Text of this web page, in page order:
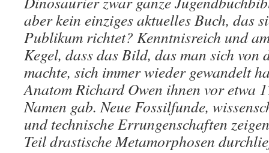
aber kein einziges aktuelles Buch, das
Publikum richtet? Kenntnisreich und
Kegel, dass das Bild, das man sich von
machte, sich immer wieder gewandelt
Anatom Richard Owen ihnen vor etwa
Namen gab. Neue Fossilfunde,
und technische Errungenschaften
Teil drastische Metamorphosen